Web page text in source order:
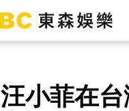
汪小菲在